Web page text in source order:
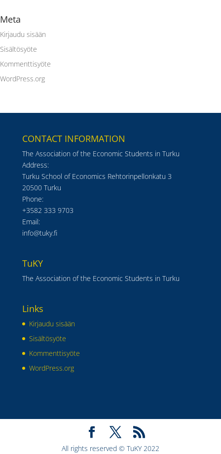
Meta
Kirjaudu sisään
Sisältösyöte
Kommenttisyöte
WordPress.org
CONTACT INFORMATION
The Association of the Economic Students in Turku
Address:
Turku School of Economics Rehtorinpellonkatu 3
20500 Turku
Phone:
+3582 333 9703
Email:
info@tuky.fi
TuKY
The Association of the Economic Students in Turku
Links
Kirjaudu sisään
Sisältösyöte
Kommenttisyöte
WordPress.org
All rights reserved © TuKY 2022